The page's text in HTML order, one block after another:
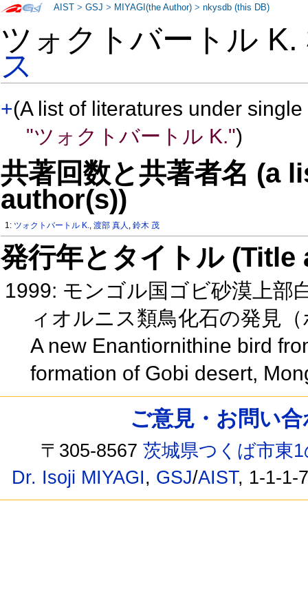
ツォクトバートル
ス
+(A list of literatures under
"ツォクトバートル K.")
共著回数と共著者名 (a
author(s))
1: ツォクトバートル K.,渡部 真人 ,鈴木 茂
発行年とタイトル
1999: モンゴル国ゴビ砂漠上部
ィオルニス類鳥化石の発見
A new Enantiornithine bird
formation of Gobi desert,
AIST >GSJ > MIYAGI(the Author) >nkysdb (this DB)
ご意見・お問い
〒305-8567茨城県つくば市東
Dr. Isoji MIYAGI, GSJ/AIST, 1-1-1-